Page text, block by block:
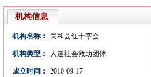
机构信息
机构名称： 民和县红十字会
机构类型： 人道社会救助团体
成立时间： 2010-09-17